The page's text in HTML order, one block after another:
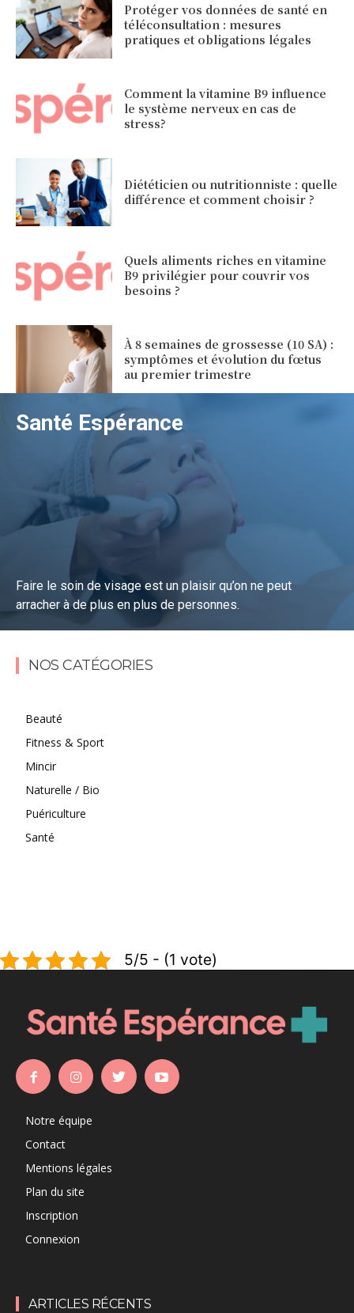
Protéger vos données de santé en
téléconsultation : mesures
pratiques et obligations légales
Comment la vitamine B9 influence
le système nerveux en cas de
stress?
Diététicien ou nutritionniste : quelle
différence et comment choisir ?
Quels aliments riches en vitamine
B9 privilégier pour couvrir vos
besoins ?
À 8 semaines de grossesse (10 SA) :
symptômes et évolution du fœtus
au premier trimestre
Santé Espérance
Faire le soin de visage est un plaisir qu’on ne peut
arracher à de plus en plus de personnes.
Lire la suite
NOS CATÉGORIES
Beauté
Fitness & Sport
Mincir
Naturelle / Bio
Puériculture
Santé
5/5 - (1 vote)
Notre équipe
Contact
Mentions légales
Plan du site
Inscription
Connexion
ARTICLES RÉCENTS